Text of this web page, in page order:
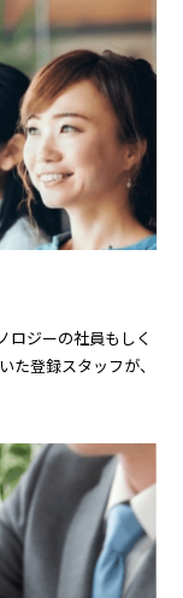
ロジーの社員もしく
た登録スタッフが、